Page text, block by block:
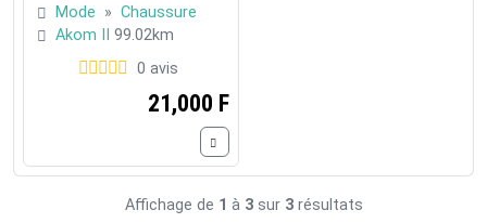
Mode » Chaussure
Akom II 99.02km
0 avis
21,000 F
Affichage de 1 à 3sur 3résultats